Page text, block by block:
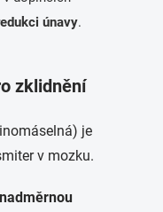
únavy.
zklidnění
je
v mozku.